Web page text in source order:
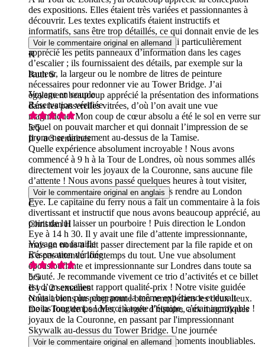
des expositions. Elles étaient très variées et passionnantes à
découvrir. Les textes explicatifs étaient instructifs et
informatifs, sans être trop détaillés, ce qui donnait envie de les
lire attentivement. Au Tower Bridge, j’ai particulièrement
apprécié les petits panneaux d’information dans les cages
d’escalier ; ils fournissaient des détails, par exemple sur la
hauteur, la largeur ou le nombre de litres de peinture
nécessaires pour redonner vie au Tower Bridge. J’ai
également beaucoup apprécié la présentation des informations
dans les passerelles vitrées, d’où l’on avait une vue
magnifique. Mon coup de cœur absolu a été le sol en verre sur
lequel on pouvait marcher et qui donnait l’impression de se
promener directement au-dessus de la Tamise.
Voir le commentaire original en allemand
R
Ruth S
Voyage en couple
Réservation vérifiée
5/5
Il y a 3 semaines
Quelle expérience absolument incroyable ! Nous avons
commencé à 9 h à la Tour de Londres, où nous sommes allés
directement voir les joyaux de la Couronne, sans aucune file
d’attente ! Nous avons passé quelques heures à tout visiter,
puis nous avons pris le ferry pour nous rendre au London
Eye. Le capitaine du ferry nous a fait un commentaire à la fois
divertissant et instructif que nous avons beaucoup apprécié, au
point de lui laisser un pourboire ! Puis direction le London
Eye à 14 h 30. Il y avait une file d’attente impressionnante,
mais on nous a fait passer directement par la file rapide et on
n’a pas attendu longtemps du tout. Une vue absolument
époustouflante et impressionnante sur Londres dans toute sa
beauté. Je recommande vivement ce trio d’activités et ce billet
est d’un excellent rapport qualité-prix ! Notre visite guidée
coûtait bien plus cher pour la même expérience et durait
moins longtemps ! Merci à toute l’équipe, c’était incroyable !
Voir le commentaire original en anglais
C
Christian H
Voyage en famille
Réservation vérifiée
5/5
Il y a 2 semaines
Nous avions un programme bien rempli dans les deux lieux.
De la Tour de Londres, chargée d'histoire, aux magnifiques
joyaux de la Couronne, en passant par l'impressionnant
Skywalk au-dessus du Tower Bridge. Une journée
formidable, riche en découvertes et en moments inoubliables.
Voir le commentaire original en allemand